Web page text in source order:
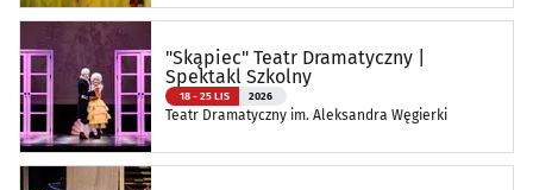
"Skąpiec" Teatr Dramatyczny |
Spektakl Szkolny
18 - 25 LIS 2026
Teatr Dramatyczny im. Aleksandra Węgierki